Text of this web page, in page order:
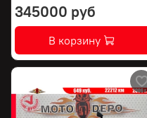
345000 руб
В корзину